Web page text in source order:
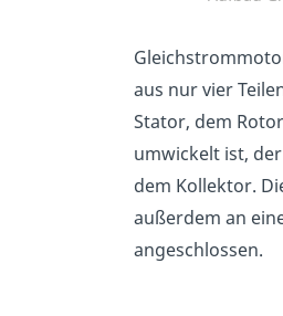
aus nur vier
Stator, dem
umwickelt ist,
dem Kollektor.
außerdem an
angeschlossen.